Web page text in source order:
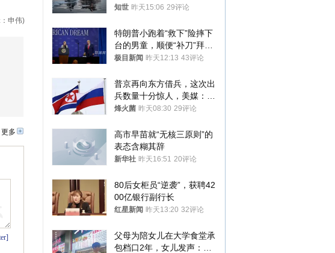
申伟)
更多开
知世 昨天15:06 29评论
特朗普小跑着“救下”险摔下
台的男童，顺便“补刀”拜
登：“我可不想他像拜登一
极目新闻 昨天12:13 43评论
普京再向东方借兵，这次出
兵数量十分惊人，美媒：俄
朝要动真格？
烽火菌 昨天08:30 29评论
高市早苗就“无核三原则”的
表态含糊其辞
新华社 昨天16:51 20评论
80后女柜员“逆袭”，获聘42
00亿银行副行长
红星新闻 昨天13:20 32评论
父母为陪女儿在大学食堂承
包档口2年，女儿发声：初